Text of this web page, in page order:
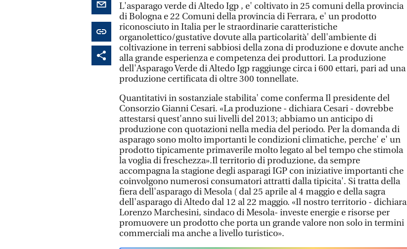
L'asparago verde di Altedo Igp , e' coltivato in 25 comuni della provincia
di Bologna e 22 Comuni della provincia di Ferrara, e' un prodotto
riconosciuto in Italia per le straordinarie caratteristiche
organolettico/gustative dovute alla particolarità' dell'ambiente di
coltivazione in terreni sabbiosi della zona di produzione e dovute anche
alla grande esperienza e competenza dei produttori. La produzione
dell'Asparago Verde di Altedo Igp raggiunge circa i 600 ettari, pari ad una
produzione certificata di oltre 300 tonnellate.
Quantitativi in sostanziale stabilita' come conferma Il presidente del
Consorzio Gianni Cesari. «La produzione - dichiara Cesari - dovrebbe
attestarsi quest'anno sui livelli del 2013; abbiamo un anticipo di
produzione con quotazioni nella media del periodo. Per la domanda di
asparago sono molto importanti le condizioni climatiche, perche' e' un
prodotto tipicamente primaverile molto legato al bel tempo che stimola
la voglia di freschezza».Il territorio di produzione, da sempre
accompagna la stagione degli asparagi IGP con iniziative importanti che
coinvolgono numerosi consumatori attratti dalla tipicita'. Si tratta della
fiera dell'asparago di Mesola ( dal 25 aprile al 4 maggio e della sagra
dell'asparago di Altedo dal 12 al 22 maggio. «Il nostro territorio - dichiara
Lorenzo Marchesini, sindaco di Mesola- investe energie e risorse per
promuovere un prodotto che porta un grande valore non solo in termini
commerciali ma anche a livello turistico».